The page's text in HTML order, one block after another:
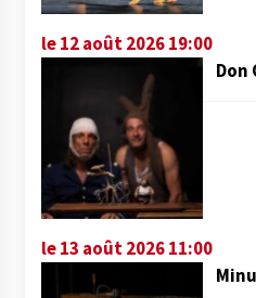
le 12 août 2026 19:00
le 13 août 2026 11:00